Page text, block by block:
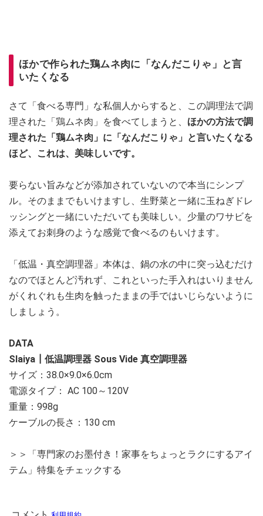
ほかで作られた鶏ムネ肉に「なんだこりゃ」と言
いたくなる
さて「食べる専門」な私個人からすると、この調理法で調
理された「鶏ムネ肉」を食べてしまうと、 ほかの方法で調
理された「鶏ムネ肉」に「なんだこりゃ」と言いたくなる
ほど、これは、美味しいです。
要らない旨みなどが添加されていないので本当にシンプ
ル。そのままでもいけますし、生野菜と一緒に玉ねぎドレ
ッシングと一緒にいただいても美味しい。少量のワサビを
添えてお刺身のような感覚で食べるのもいけます。
「低温・真空調理器」本体は、鍋の水の中に突っ込むだけ
なのでほとんど汚れず、これといった手入れはいりません
がくれぐれも生肉を触ったままの手ではいじらないように
しましょう。
DATA
Slaiya┃低温調理器 Sous Vide 真空調理器
サイズ：38.0×9.0×6.0cm
電源タイプ： AC 100～120V
重量：998g
ケーブルの長さ：130 cm
＞＞「専門家のお墨付き！家事をちょっとラクにするアイ
テム」特集をチェックする